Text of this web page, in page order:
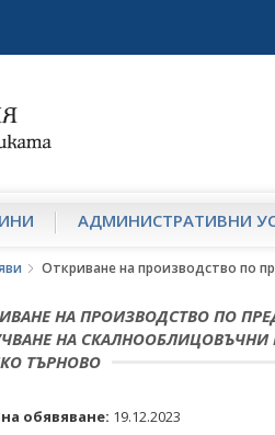
АДМИНИСТРАТИВНИ
Откриване на производство по
НА ПРОИЗВОДСТВО ПО
НА
ТЪРНОВО
обявяване: 19.12.2023